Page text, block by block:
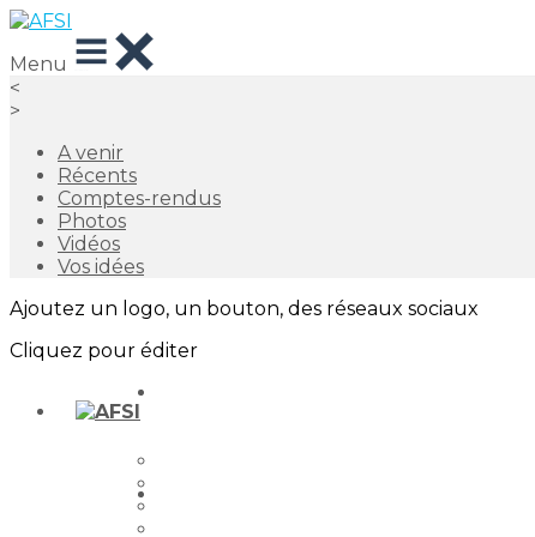
Menu
<
>
A venir
Récents
Comptes-rendus
Photos
Vidéos
Vos idées
Ajoutez un logo, un bouton, des réseaux sociaux
Cliquez pour éditer